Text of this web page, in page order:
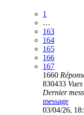
1
…
163
164
165
166
167
1660
830433 Vues
Dernier
message
03/04/26,